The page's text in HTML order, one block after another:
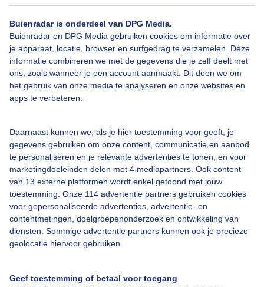
Buienradar is onderdeel van DPG Media.
Buienradar en DPG Media gebruiken cookies om informatie over
je apparaat, locatie, browser en surfgedrag te verzamelen. Deze
informatie combineren we met de gegevens die je zelf deelt met
ons, zoals wanneer je een account aanmaakt. Dit doen we om
het gebruik van onze media te analyseren en onze websites en
apps te verbeteren.
Daarnaast kunnen we, als je hier toestemming voor geeft, je
gegevens gebruiken om onze content, communicatie en aanbod
te personaliseren en je relevante advertenties te tonen, en voor
marketingdoeleinden delen met 4 mediapartners. Ook content
van 13 externe platformen wordt enkel getoond met jouw
toestemming. Onze 114 advertentie partners gebruiken cookies
voor gepersonaliseerde advertenties, advertentie- en
contentmetingen, doelgroepenonderzoek en ontwikkeling van
diensten. Sommige advertentie partners kunnen ook je precieze
geolocatie hiervoor gebruiken.
Geef toestemming of betaal voor toegang
Genieten dan de prachtige lucht op het voormalige
Door: Irene Popken Gemaakt: 19-09-2025, 134x bekeken
Zon Wolken